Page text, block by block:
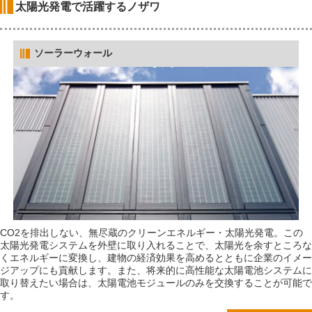
太陽光発電で活躍するノザワ
ソーラーウォール
CO2を排出しない、無尽蔵のクリーンエネルギー・太陽光発電。この
太陽光発電システムを外壁に取り入れることで、太陽光を余すところな
くエネルギーに変換し、建物の経済効果を高めるとともに企業のイメー
ジアップにも貢献します。また、将来的に高性能な太陽電池システムに
取り替えたい場合は、太陽電池モジュールのみを交換することが可能で
す。